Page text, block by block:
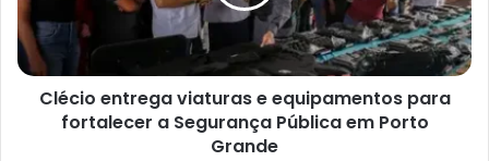
Clécio entrega viaturas e equipamentos para
fortalecer a Segurança Pública em Porto
Grande